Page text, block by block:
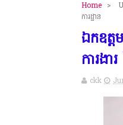
Home >
ការដ្ឋាន
ឯកឧត្
ការងា
ckk